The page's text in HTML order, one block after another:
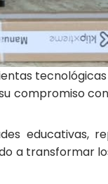
compromiso
educativas,
a transformar